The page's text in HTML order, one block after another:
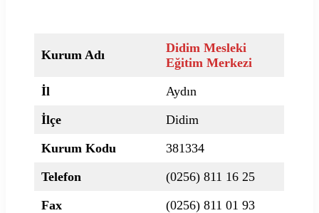
Kurum Adı
Didim Mesleki
Eğitim Merkezi
İl
Aydın
İlçe
Didim
Kurum Kodu
381334
Telefon
(0256) 811 16 25
Fax
(0256) 811 01 93